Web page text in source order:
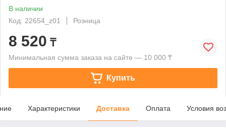
В наличии
Код: 22654_z01
Розница
8 520 ₸
Минимальная сумма заказа на сайте — 10 000 ₸
Купить
Характеристики Доставка Оплата Условия